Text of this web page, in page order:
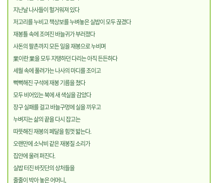
지난날 나사들이 헐거워져 있다
저고리를 누비고 책상보를 누벼놓은 실밥이 모두 끊겼다
재봉틀 속에 조여진 바늘귀가 부러졌다
사돈의 팔촌까지 모든 일을 재봉으로 누비며
業이란 業을 모두 지탱하던 다리는 아직 든든하다
세월 속에 풀려가는 나사의 마디를 조이고
뻑뻑해진 구석에 재봉 기름을 쳤다
모두 비어있는 북에 새 색실을 감았다
장구 실패를 걸고 바늘구멍에 실을 끼우고
누벼지는 삶의 끝을 다시 잡고는
따뜻해진 재봉의 페달을 힘껏 밟는다.
오랜만에 소낙비 같은 재봉질 소리가
집안에 울려 퍼진다.
실밥 터진 바짓단의 상처들을
줄줄이 박아 놓은 어머니,